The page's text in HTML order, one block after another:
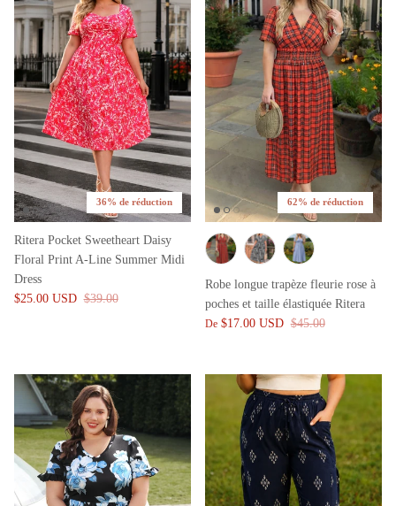
36% de réduction
Ritera Pocket Sweetheart Daisy
Floral Print A-Line Summer Midi
Dress
$25.00 USD $39.00
62% de réduction
Robe longue trapèze fleurie rose à
poches et taille élastiquée Ritera
De $17.00 USD $45.00